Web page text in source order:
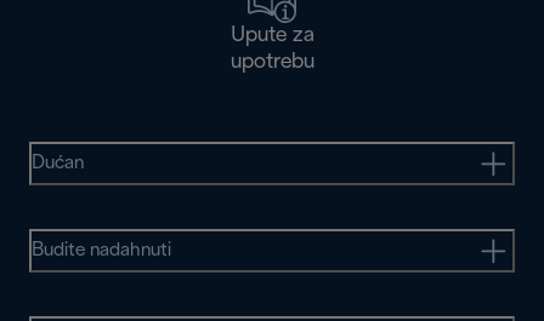
Upute za
upotrebu
Dućan
Budite nadahnuti